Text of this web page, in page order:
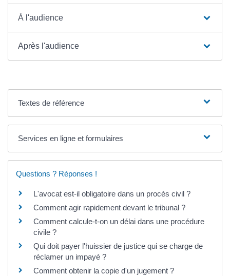
À l'audience
Après l'audience
Textes de référence
Services en ligne et formulaires
Questions ? Réponses !
L'avocat est-il obligatoire dans un procès civil ?
Comment agir rapidement devant le tribunal ?
Comment calcule-t-on un délai dans une procédure
civile ?
Qui doit payer l'huissier de justice qui se charge de
réclamer un impayé ?
Comment obtenir la copie d'un jugement ?